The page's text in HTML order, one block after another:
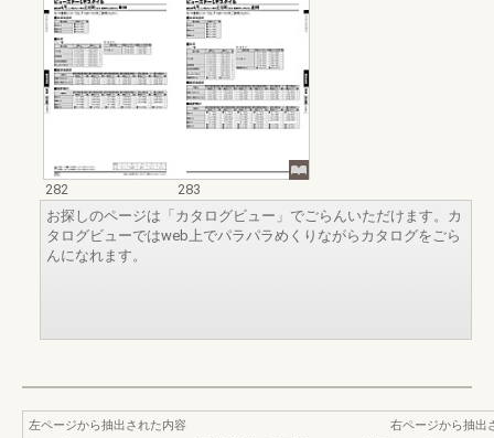
282
283
お探しのページは「カタログビュー」でごらんいただけます。カ
タログビューではweb上でパラパラめくりながらカタログをごら
んになれます。
左ページから抽出された内容
右ページから抽出